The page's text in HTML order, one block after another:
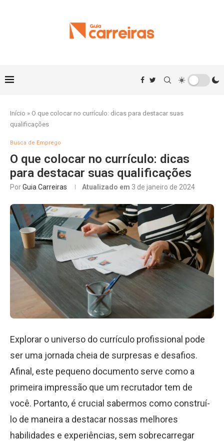
Início » O que colocar no currículo: dicas para destacar suas
qualificações
Busca de Emprego
O que colocar no currículo: dicas
para destacar suas qualificações
PorGuia Carreiras Atualizado em 3 de janeiro de 2024
Explorar o universo do currículo profissional pode
ser uma jornada cheia de surpresas e desafios.
Afinal, este pequeno documento serve como a
primeira impressão que um recrutador tem de
você. Portanto, é crucial sabermos como construí-
lo de maneira a destacar nossas melhores
habilidades e experiências, sem sobrecarregar